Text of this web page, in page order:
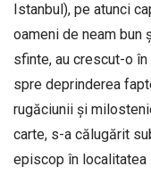
Istanbul), pe atunci
oameni de neam bun
sfinte, au crescut-o
spre deprinderea
rugăciunii și
carte, s-a călugărit
episcop în